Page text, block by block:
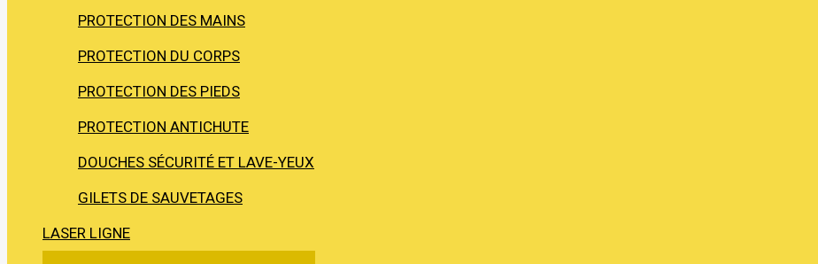
PROTECTION DES MAINS
PROTECTION DU CORPS
PROTECTION DES PIEDS
PROTECTION ANTICHUTE
DOUCHES SÉCURITÉ ET LAVE-YEUX
GILETS DE SAUVETAGES
LASER LIGNE